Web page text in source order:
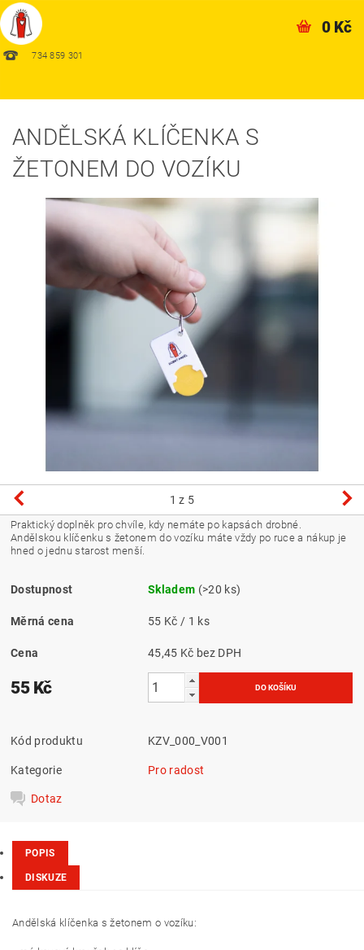
734 859 301
0 Kč
ANDĚLSKÁ KLÍČENKA S
ŽETONEM DO VOZÍKU
1 z 5
Praktický doplněk pro chvíle, kdy nemáte po kapsách drobné.
Andělskou klíčenku s žetonem do vozíku máte vždy po ruce a nákup je
hned o jednu starost menší.
Dostupnost Skladem (>20 ks)
Měrná cena 55 Kč / 1 ks
Cena 45,45 Kč bez DPH
55 Kč
Kód produktu KZV_000_V001
Kategorie Pro radost
Dotaz
POPIS
DISKUZE
Andělská klíčenka s žetonem o vozíku: